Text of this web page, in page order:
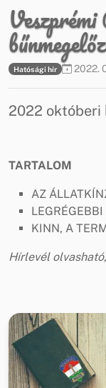
Hatósági hír 2022.
2022 októberi
TARTALOM
AZ
KINN, A
Hírlevél